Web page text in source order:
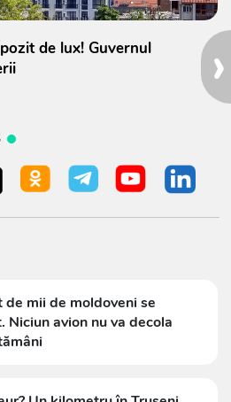
›
de lux! Guvernul
mii de moldoveni se
Niciun avion nu va decola